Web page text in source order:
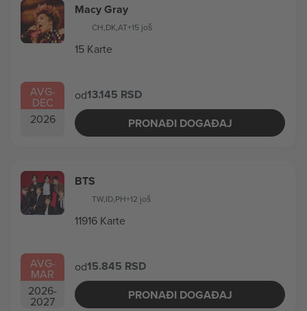
AVG-
DEC
2026
Macy Gray
CH,DK,AT+15 još
15 Karte
od13.145 RSD
PRONAĐI DOGAĐAJ
AVG-
MAR
2026-
2027
BTS
TW,ID,PH+12 još
11916 Karte
od15.845 RSD
PRONAĐI DOGAĐAJ